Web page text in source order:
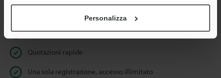
Personalizza
Download istantaneo della documentazione
Quotazioni rapide
Una sola registrazione, accesso illimitato